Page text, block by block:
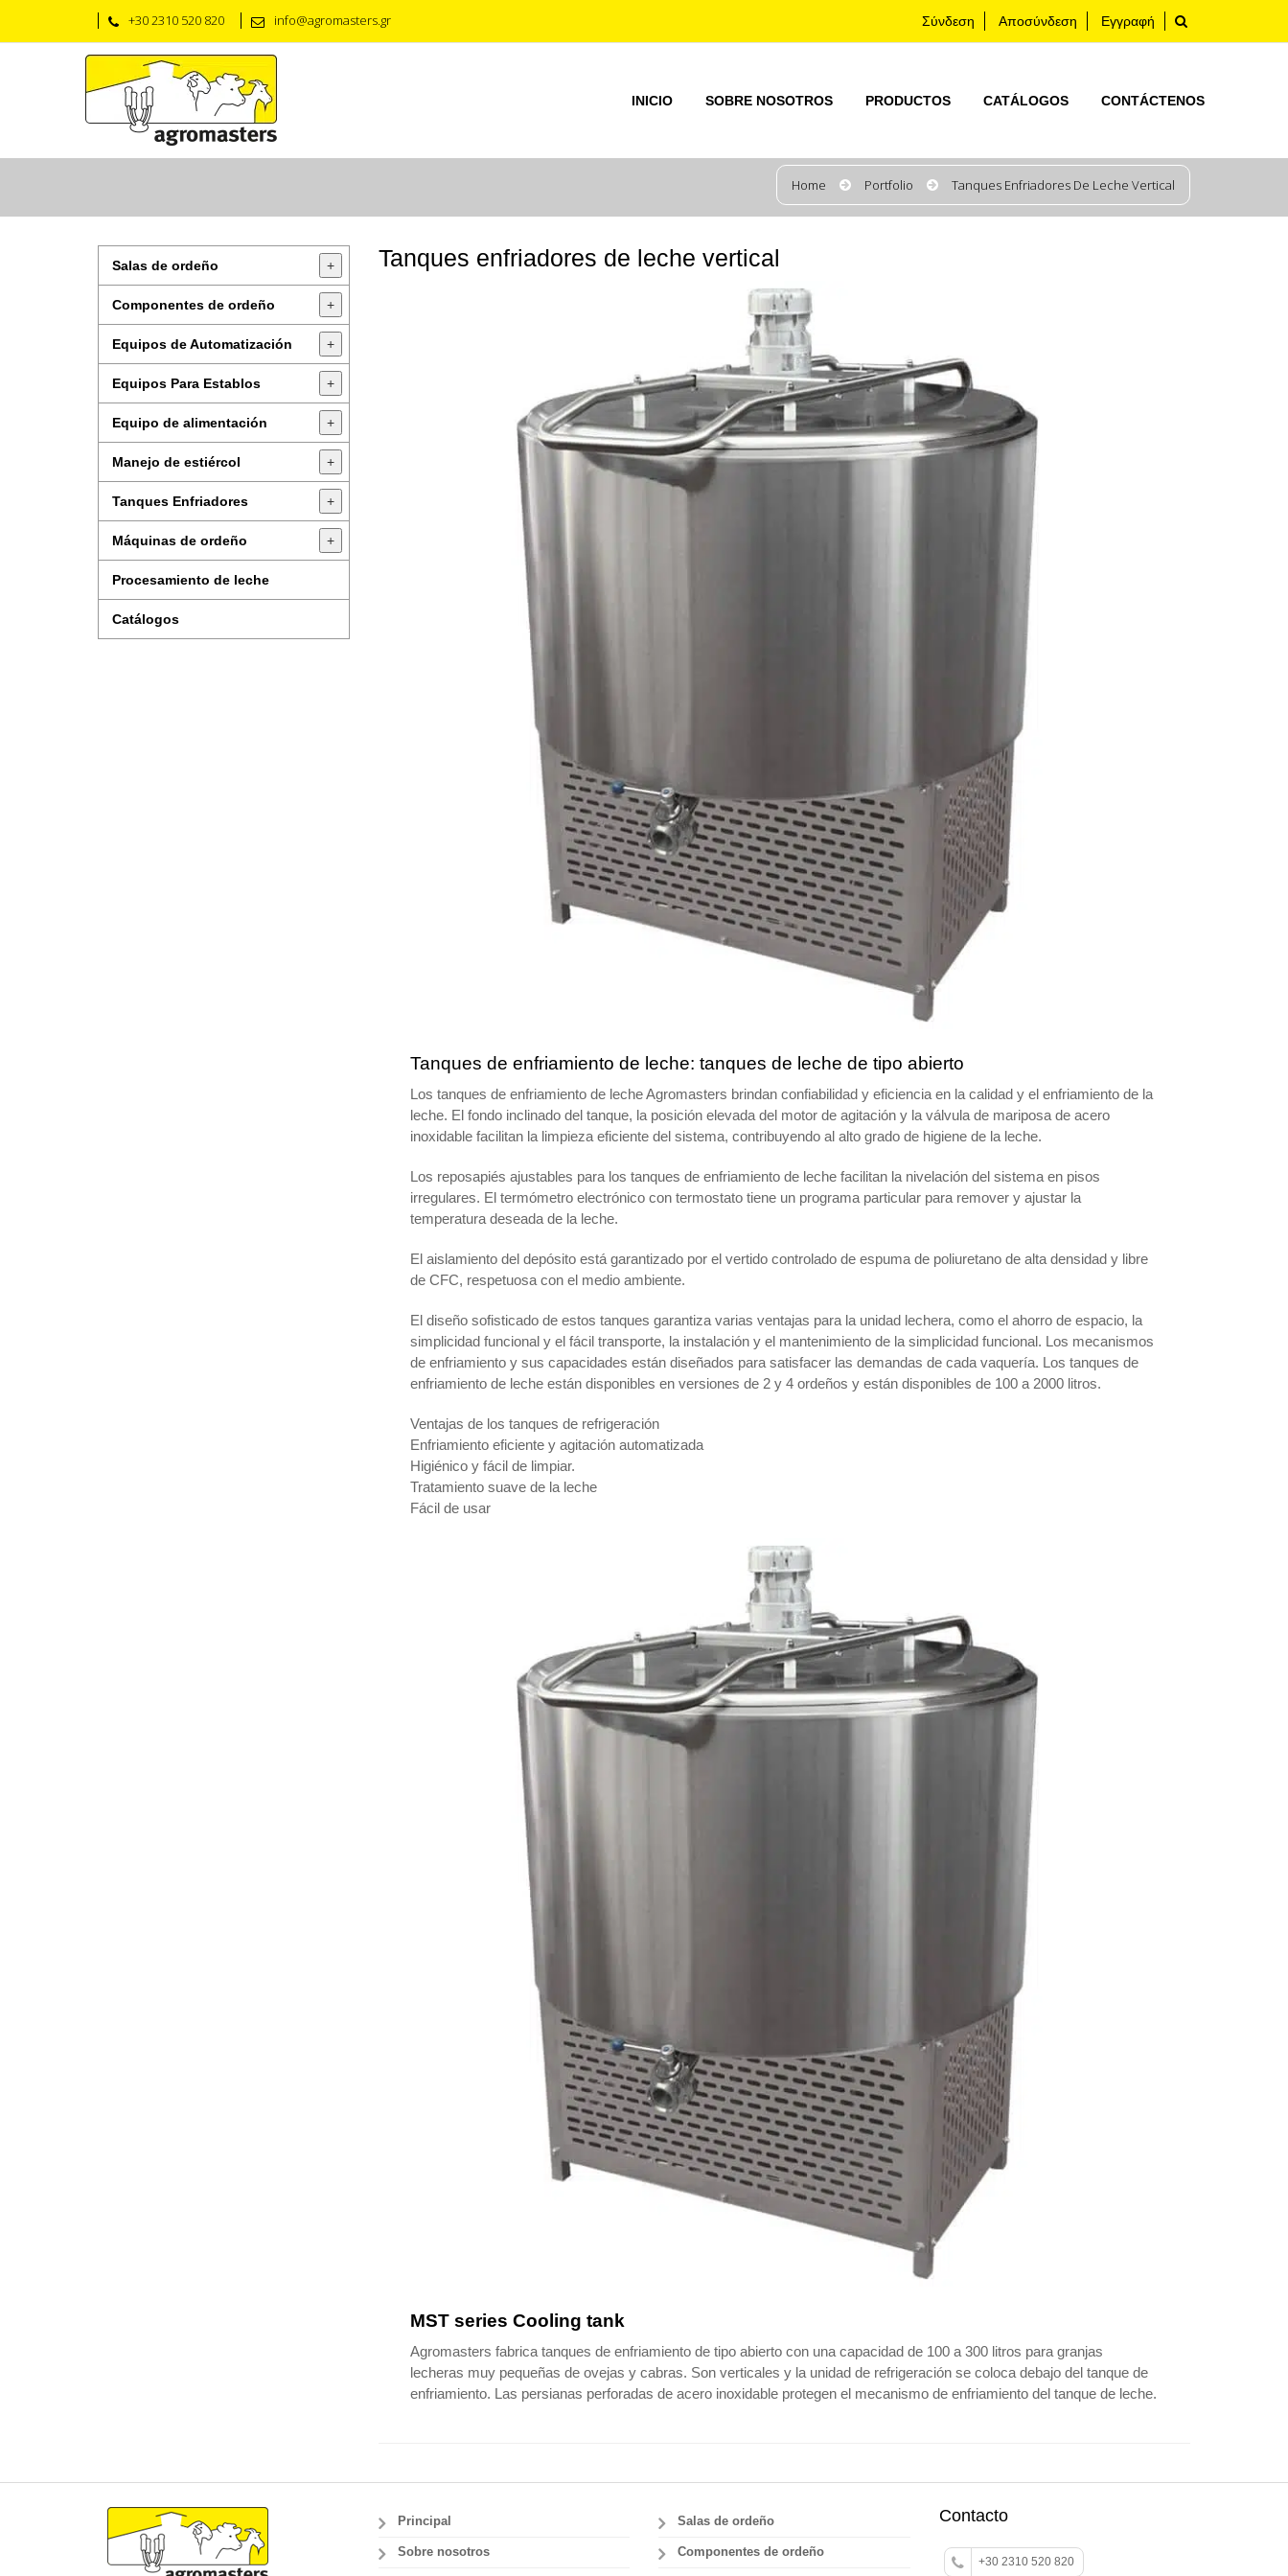
+30 2310 520 820 info@agromasters.gr Σύνδεση Αποσύνδεση Εγγραφή
INICIO SOBRE NOSOTROS PRODUCTOS CATÁLOGOS CONTÁCTENOS
Home Portfolio Tanques Enfriadores De Leche Vertical
Salas de ordeño +
Componentes de ordeño +
Equipos de Automatización +
Equipos Para Establos +
Equipo de alimentación +
Manejo de estiércol +
Tanques Enfriadores +
Máquinas de ordeño +
Procesamiento de leche
Catálogos
Tanques enfriadores de leche vertical
Tanques de enfriamiento de leche: tanques de leche de tipo abierto
Los tanques de enfriamiento de leche Agromasters brindan confiabilidad y eficiencia en la calidad y el enfriamiento de la
leche. El fondo inclinado del tanque, la posición elevada del motor de agitación y la válvula de mariposa de acero
inoxidable facilitan la limpieza eficiente del sistema, contribuyendo al alto grado de higiene de la leche.
Los reposapiés ajustables para los tanques de enfriamiento de leche facilitan la nivelación del sistema en pisos
irregulares. El termómetro electrónico con termostato tiene un programa particular para remover y ajustar la
temperatura deseada de la leche.
El aislamiento del depósito está garantizado por el vertido controlado de espuma de poliuretano de alta densidad y libre
de CFC, respetuosa con el medio ambiente.
El diseño sofisticado de estos tanques garantiza varias ventajas para la unidad lechera, como el ahorro de espacio, la
simplicidad funcional y el fácil transporte, la instalación y el mantenimiento de la simplicidad funcional. Los mecanismos
de enfriamiento y sus capacidades están diseñados para satisfacer las demandas de cada vaquería. Los tanques de
enfriamiento de leche están disponibles en versiones de 2 y 4 ordeños y están disponibles de 100 a 2000 litros.
Ventajas de los tanques de refrigeración
Enfriamiento eficiente y agitación automatizada
Higiénico y fácil de limpiar.
Tratamiento suave de la leche
Fácil de usar
MST series Cooling tank
Agromasters fabrica tanques de enfriamiento de tipo abierto con una capacidad de 100 a 300 litros para granjas
lecheras muy pequeñas de ovejas y cabras. Son verticales y la unidad de refrigeración se coloca debajo del tanque de
enfriamiento. Las persianas perforadas de acero inoxidable protegen el mecanismo de enfriamiento del tanque de leche.
Principal
Sobre nosotros
Salas de ordeño
Componentes de ordeño
Contacto
+30 2310 520 820